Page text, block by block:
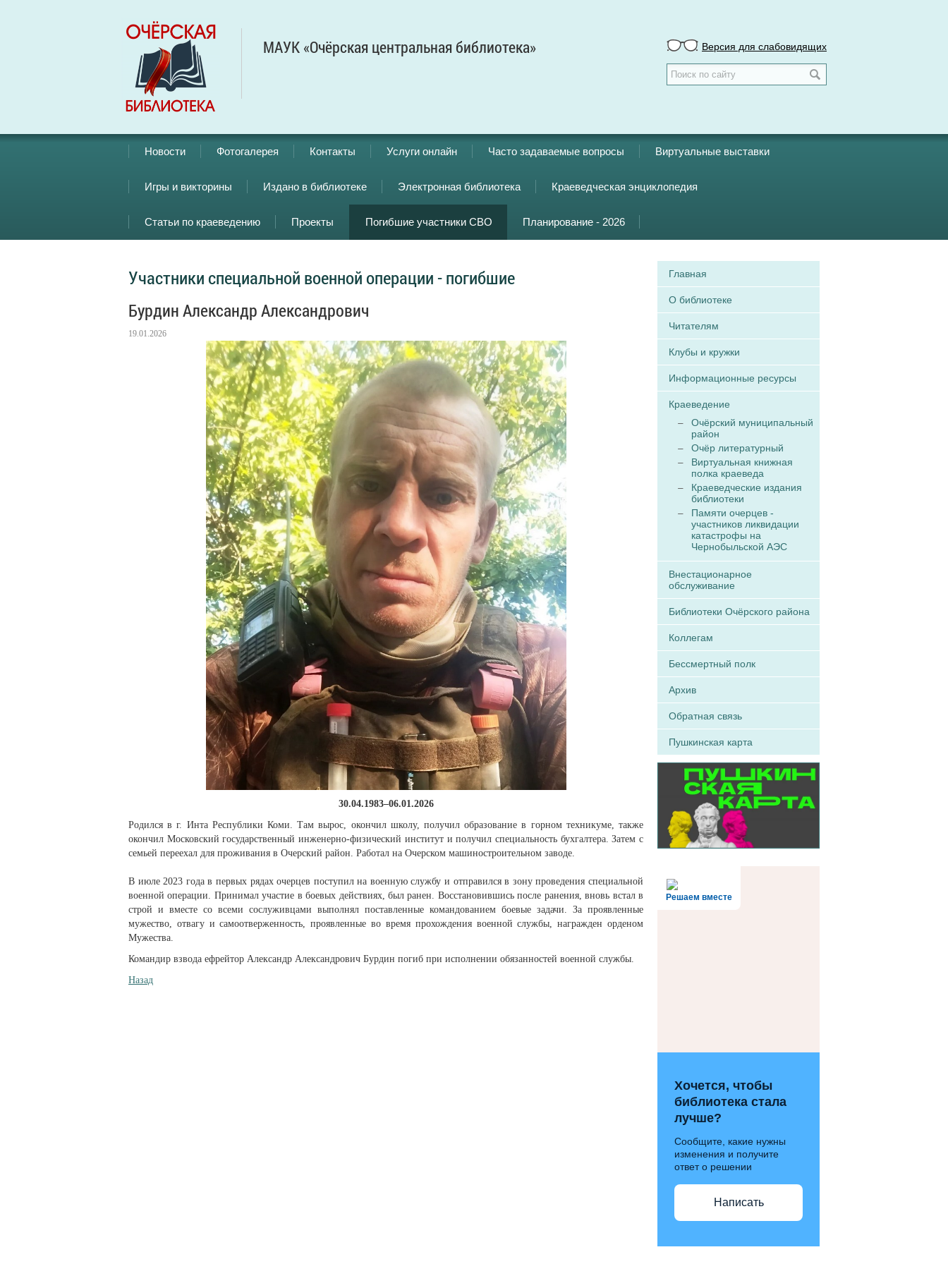
МАУК «Очёрская центральная библиотека» Версия для слабовидящих
Новости Фотогалерея Контакты Услуги онлайн Часто задаваемые вопросы Виртуальные выставки
Игры и викторины Издано в библиотеке Электронная библиотека Краеведческая энциклопедия
Статьи по краеведению Проекты Погибшие участники СВО Планирование - 2026
Участники специальной военной операции - погибшие
Бурдин Александр Александрович
19.01.2026
30.04.1983–06.01.2026
Родился в г. Инта Республики Коми. Там вырос, окончил школу, получил образование в горном техникуме, также
окончил Московский государственный инженерно-физический институт и получил специальность бухгалтера. Затем с
семьей переехал для проживания в Очерский район. Работал на Очерском машиностроительном заводе.
В июле 2023 года в первых рядах очерцев поступил на военную службу и отправился в зону проведения специальной
военной операции. Принимал участие в боевых действиях, был ранен. Восстановившись после ранения, вновь встал в
строй и вместе со всеми сослуживцами выполнял поставленные командованием боевые задачи. За проявленные
мужество, отвагу и самоотверженность, проявленные во время прохождения военной службы, награжден орденом
Мужества.
Командир взвода ефрейтор Александр Александрович Бурдин погиб при исполнении обязанностей военной службы.
Назад
Главная
О библиотеке
Читателям
Клубы и кружки
Информационные ресурсы
Краеведение
Очёрский муниципальный
район
Очёр литературный
Виртуальная книжная
полка краеведа
Краеведческие издания
библиотеки
Памяти очерцев -
участников ликвидации
катастрофы на
Чернобыльской АЭС
Внестационарное
обслуживание
Библиотеки Очёрского района
Коллегам
Бессмертный полк
Архив
Обратная связь
Пушкинская карта
Решаем вместе
Хочется, чтобы
библиотека стала
лучше?
Сообщите, какие нужны
изменения и получите
ответ о решении
Написать